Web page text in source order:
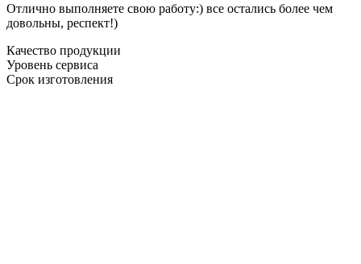
Отлично выполняете свою работу:) все остались более чем
довольны, респект!)
Качество продукции
Уровень сервиса
Срок изготовления